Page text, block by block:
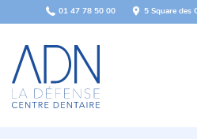
01 47 78 50 00 5 Square des
Panneau de gestion des cookies